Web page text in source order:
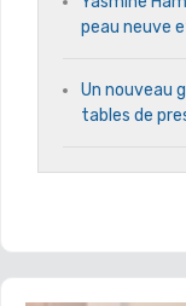
peau neuve
Un nouveau
tables de